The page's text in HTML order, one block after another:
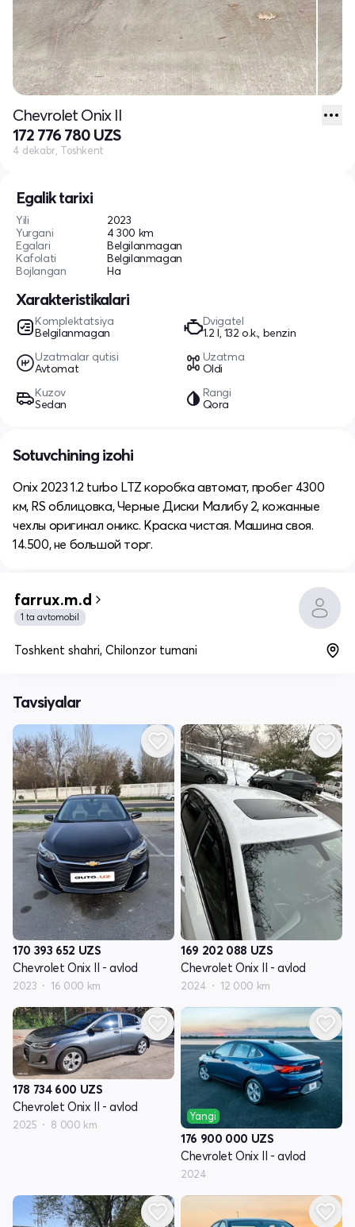
Egalik tarixi
Yili
2023
Yurgani
4 300 km
Egalari
Belgilanmagan
Kafolati
Belgilanmagan
Bojlangan
Ha
Xarakteristikalari
Komplektatsiya
Belgilanmagan
Dvigatel
1.2 l, 132 o.k., benzin
Uzatmalar qutisi
Avtomat
Uzatma
Oldi
Kuzov
Sedan
Rangi
Qora
Chevrolet Onix II
172 776 780 UZS
4 dekabr, Toshkent
Sotuvchining izohi
Onix 2023 1.2 turbo LTZ коробка автомат, пробег 4300
км, RS облицовка, Черные Диски Малибу 2, кожанные
чехлы оригинал оникс. Краска чистая. Машина своя.
14.500, не большой торг.
farrux.m.d
1 ta avtomobil
Toshkent shahri, Chilonzor tumani
Tavsiyalar
170 393 652 UZS
Chevrolet Onix II - avlod
2023 16 000 km
169 202 088 UZS
Chevrolet Onix II - avlod
2024 12 000 km
178 734 600 UZS
Chevrolet Onix II - avlod
2025 8 000 km
Yangi
176 900 000 UZS
Chevrolet Onix II - avlod
2024